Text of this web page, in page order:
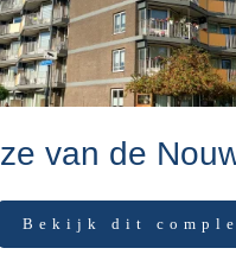
van de
Bekijk dit